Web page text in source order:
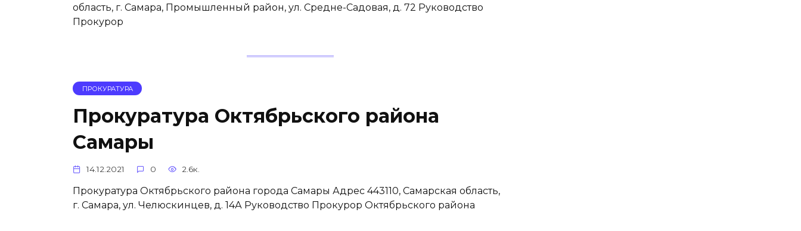
область, г. Самара, Промышленный район, ул. Средне-Садовая, д. 72 Руководство
Прокурор
ПРОКУРАТУРА
Прокуратура Октябрьского района
Самары
14.12.2021 0 2.6к.
Прокуратура Октябрьского района города Самары Адрес 443110, Самарская область,
г. Самара, ул. Челюскинцев, д. 14А Руководство Прокурор Октябрьского района